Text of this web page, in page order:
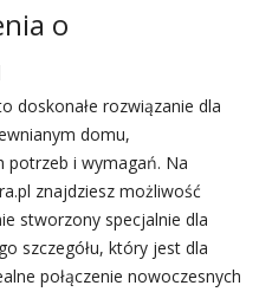
o
doskonałe rozwiązanie dla
domu,
potrzeb i wymagań. Na
znajdziesz możliwość
stworzony specjalnie dla
szczegółu, który jest dla
połączenie nowoczesnych